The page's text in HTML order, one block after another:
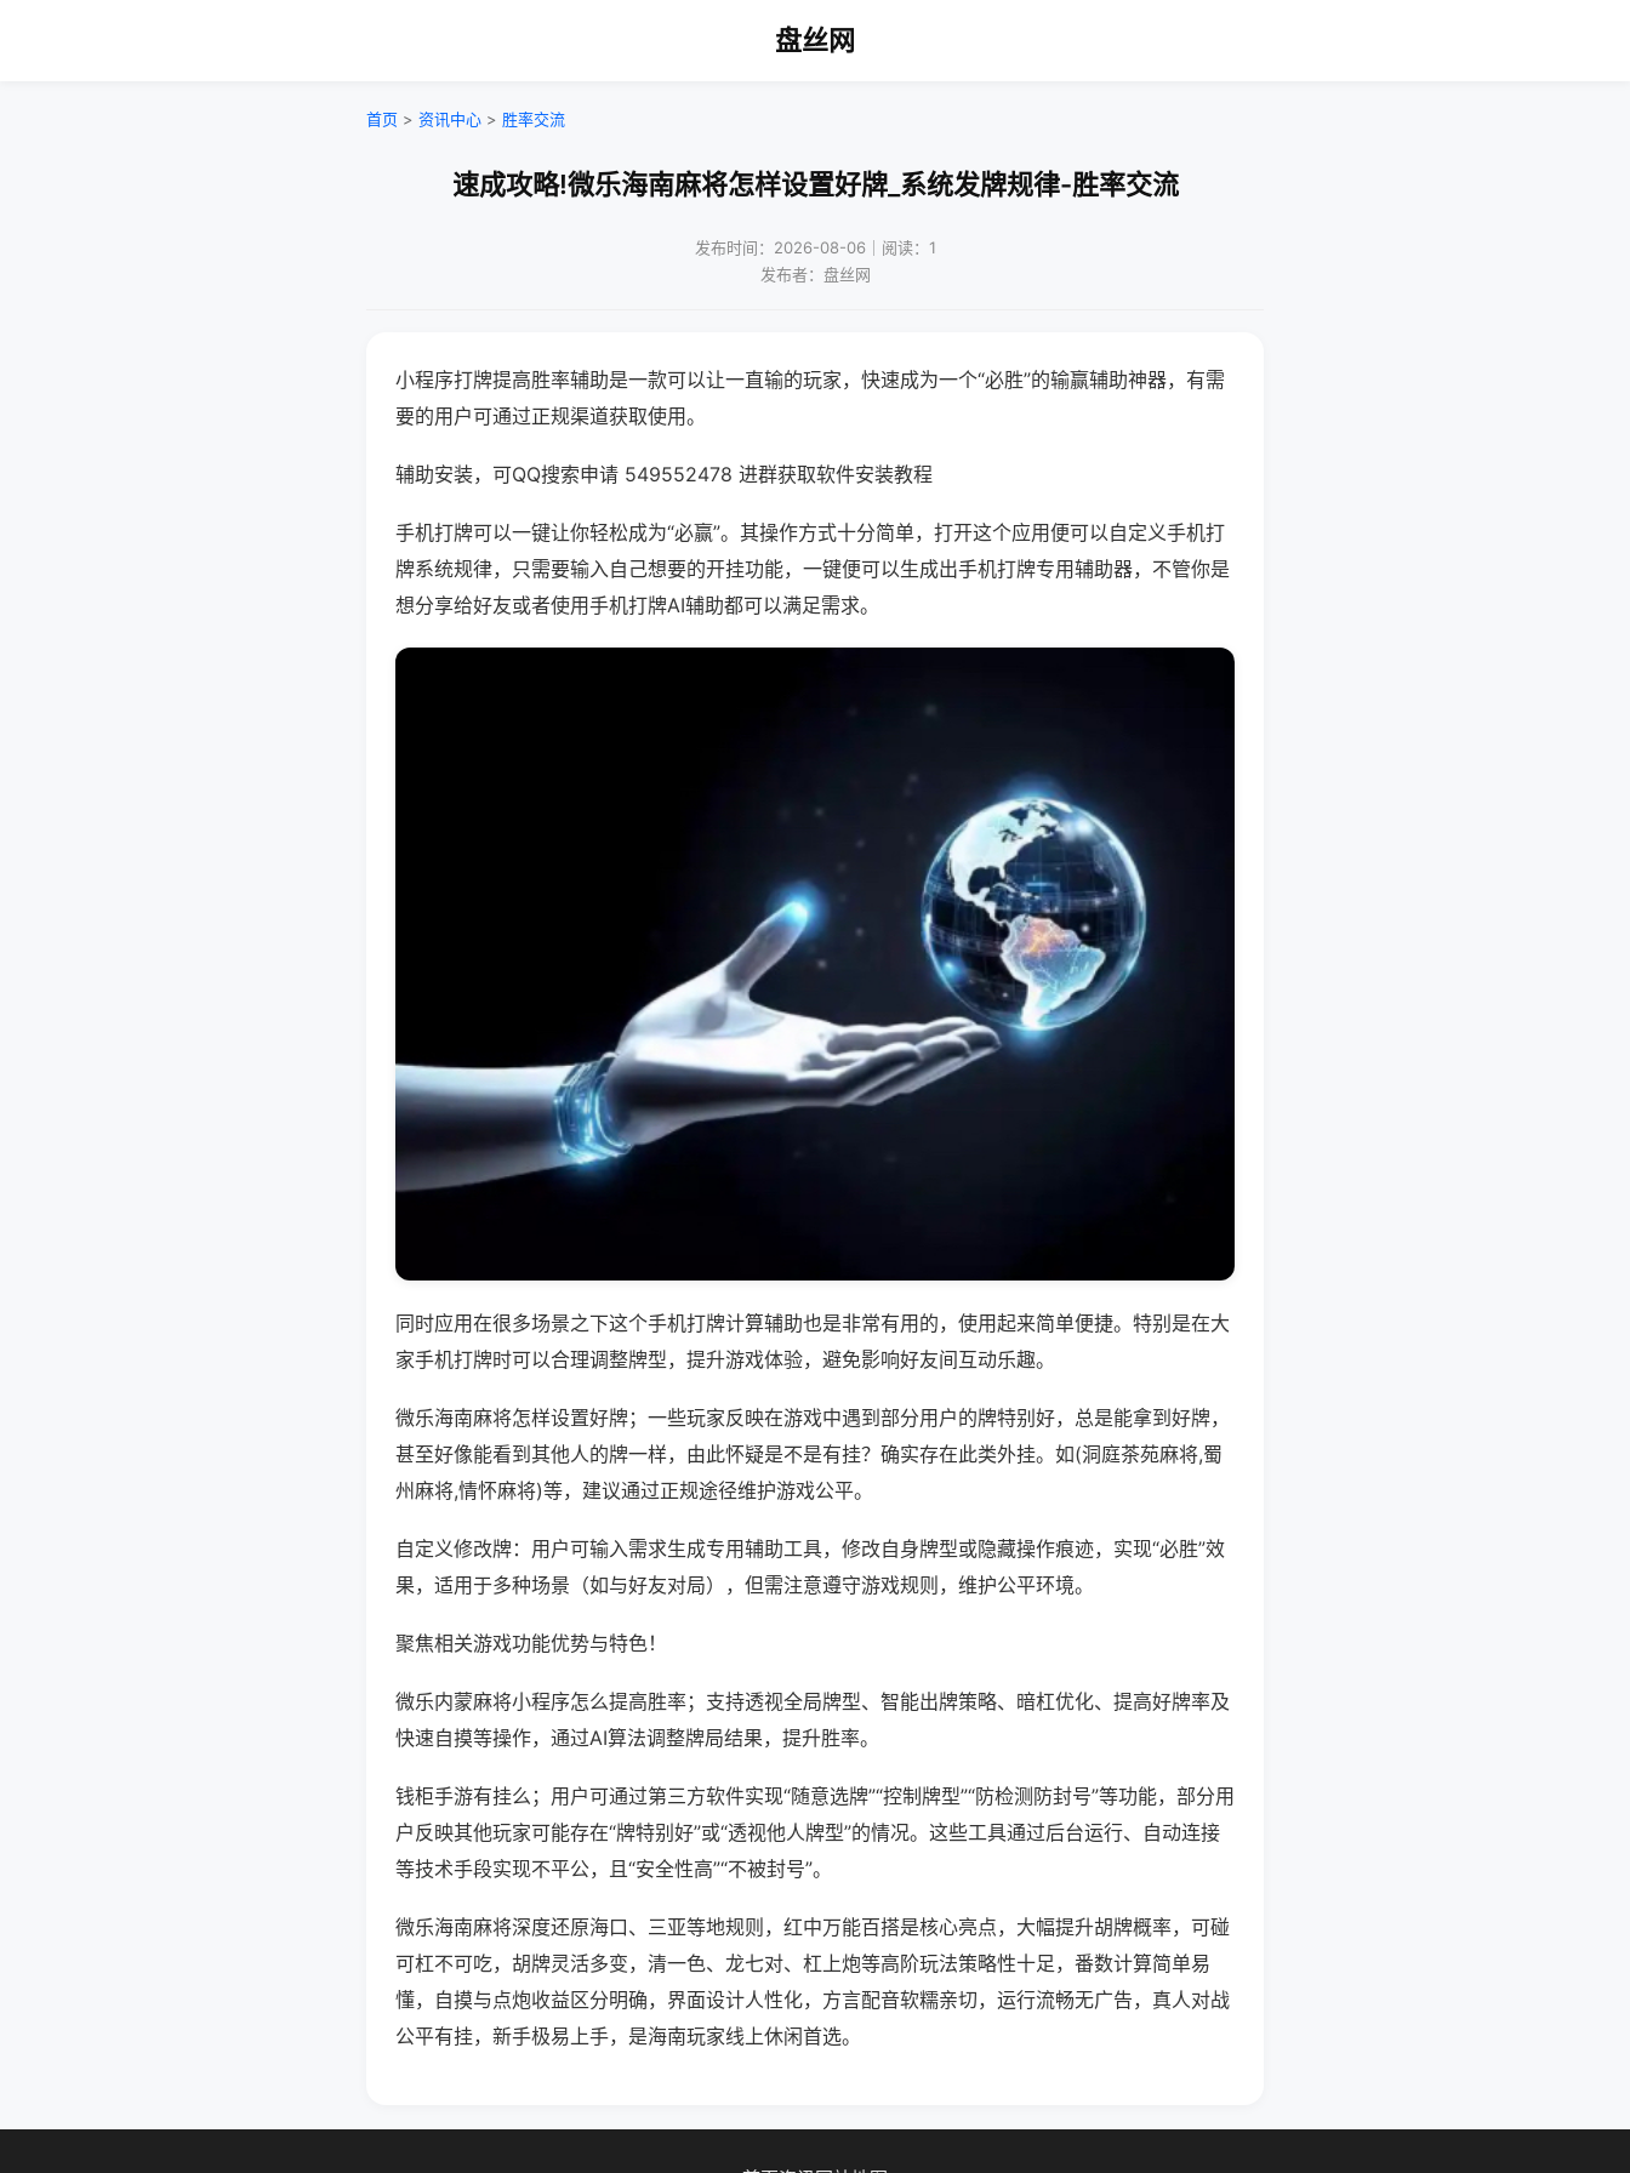
盘丝网
首页 > 资讯中心 > 胜率交流
速成攻略!微乐海南麻将怎样设置好牌_系统发牌规律-胜率交流
发布时间：2026-08-06｜阅读：1
发布者：盘丝网
小程序打牌提高胜率辅助是一款可以让一直输的玩家，快速成为一个“必胜”的输赢辅助神器，有需
要的用户可通过正规渠道获取使用。
辅助安装，可QQ搜索申请 549552478 进群获取软件安装教程
手机打牌可以一键让你轻松成为“必赢”。其操作方式十分简单，打开这个应用便可以自定义手机打
牌系统规律，只需要输入自己想要的开挂功能，一键便可以生成出手机打牌专用辅助器，不管你是
想分享给好友或者使用手机打牌AI辅助都可以满足需求。
同时应用在很多场景之下这个手机打牌计算辅助也是非常有用的，使用起来简单便捷。特别是在大
家手机打牌时可以合理调整牌型，提升游戏体验，避免影响好友间互动乐趣。
微乐海南麻将怎样设置好牌；一些玩家反映在游戏中遇到部分用户的牌特别好，总是能拿到好牌，
甚至好像能看到其他人的牌一样，由此怀疑是不是有挂？确实存在此类外挂。如(洞庭茶苑麻将,蜀
州麻将,情怀麻将)等，建议通过正规途径维护游戏公平。
自定义修改牌：用户可输入需求生成专用辅助工具，修改自身牌型或隐藏操作痕迹，实现“必胜”效
果，适用于多种场景（如与好友对局），但需注意遵守游戏规则，维护公平环境。
聚焦相关游戏功能优势与特色！
微乐内蒙麻将小程序怎么提高胜率；支持透视全局牌型、智能出牌策略、暗杠优化、提高好牌率及
快速自摸等操作，通过AI算法调整牌局结果，提升胜率。
钱柜手游有挂么；用户可通过第三方软件实现“随意选牌”“控制牌型”“防检测防封号”等功能，部分用
户反映其他玩家可能存在“牌特别好”或“透视他人牌型”的情况。这些工具通过后台运行、自动连接
等技术手段实现不平公，且“安全性高”“不被封号”。
微乐海南麻将深度还原海口、三亚等地规则，红中万能百搭是核心亮点，大幅提升胡牌概率，可碰
可杠不可吃，胡牌灵活多变，清一色、龙七对、杠上炮等高阶玩法策略性十足，番数计算简单易
懂，自摸与点炮收益区分明确，界面设计人性化，方言配音软糯亲切，运行流畅无广告，真人对战
公平有挂，新手极易上手，是海南玩家线上休闲首选。